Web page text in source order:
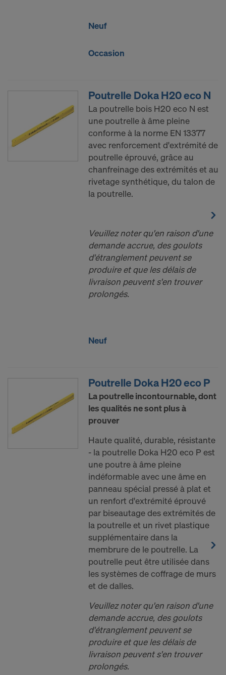
Neuf
Occasion
Poutrelle Doka H20 eco N
La poutrelle bois H20 eco N est
une poutrelle à âme pleine
conforme à la norme EN 13377
avec renforcement d'extrémité de
poutrelle éprouvé, grâce au
chanfreinage des extrémités et au
rivetage synthétique, du talon de
la poutrelle.
Veuillez noter qu'en raison d'une
demande accrue, des goulots
d'étranglement peuvent se
produire et que les délais de
livraison peuvent s'en trouver
prolongés.
Neuf
Poutrelle Doka H20 eco P
La poutrelle incontournable, dont
les qualités ne sont plus à
prouver
Haute qualité, durable, résistante
- la poutrelle Doka H20 eco P est
une poutre à âme pleine
indéformable avec une âme en
panneau spécial pressé à plat et
un renfort d'extrémité éprouvé
par biseautage des extrémités de
la poutrelle et un rivet plastique
supplémentaire dans la
membrure de le poutrelle. La
poutrelle peut être utilisée dans
les systèmes de coffrage de murs
et de dalles.
Veuillez noter qu'en raison d'une
demande accrue, des goulots
d'étranglement peuvent se
produire et que les délais de
livraison peuvent s'en trouver
prolongés.
Certains de nos partenaires ont leur succursale aux
caractère personnel à nos partenaires aux États-
2020 (Cour de justice de l’Union européenne, C-
311/18, arrêt « Schrems II ») a rétracté la décision
d’adéquation qui autorisait un transfert de données
à caractère personnel aux États-Unis. Par
conséquent les États-Unis, en tant que pays tiers,
ne fournissent pas de niveau adéquat de
protection des données.
Pour vous, utilisateur, le risque d’un transfert de
soumises à l’accès des autorités américaines à des
fins de contrôle et de surveillance et en ce que
vous êtes largement dépourvu de droits effectifs et
exécutoires contre cette procédure des autorités
Les données à caractère personnel que nous
Nous coopérons avec les destinataires suivants par
MaxMind Inc.
Microsoft Corporation
Monotype Imaging Holdings Inc.
The Trade Desk, Inc.
Nous avons besoin de votre consentement
explicite pour continuer à pouvoir transmettre vos
données à caractère personnel à ces fournisseurs.
Vous pourrez révoquer, avec effet à l’avenir, votre
consentement à tout moment en accédant aux
paramétrages des cookies sur le site Internet.
CONSENTEZ-VOUS À L’UTILISATION
DE COOKIES ET AU TRANSFERT DE
VOS DONNÉES À CARACTÈRE
PERSONNEL AUX ÉTATS-UNIS?